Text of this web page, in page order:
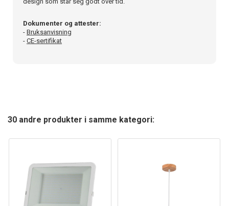
Dokumenter og attester:
- Bruksanvisning
- CE-sertifikat
30 andre produkter i samme kategori: